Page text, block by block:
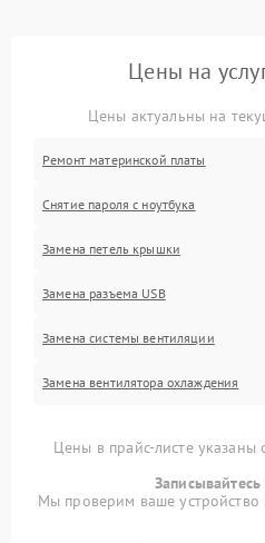
Цены на
Цены актуальны на
Ремонт материнской платы
Снятие пароля с ноутбука
Замена петель крышки
Замена разъема USB
Замена системы вентиляции
Замена вентилятора охлаждения
Цены в прайс-листе указаны
Мы проверим ваше устройство